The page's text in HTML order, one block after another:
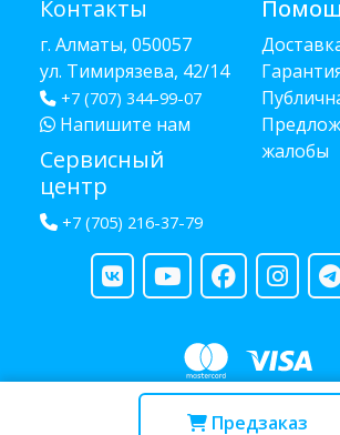
Предзаказ
Контакты
г. Алматы, 050057
ул. Тимирязева, 42/14
+7 (707) 344-99-07
Напишите нам
Сервисный
центр
+7 (705) 216-37-79
жалобы
Copyright © 2013 - 2026 RUBA -